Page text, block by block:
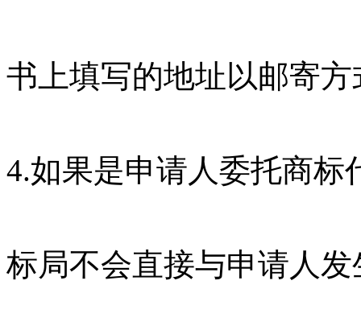
书上填写的地址以邮寄
4.如果是申请人委托商标
标局不会直接与申请人